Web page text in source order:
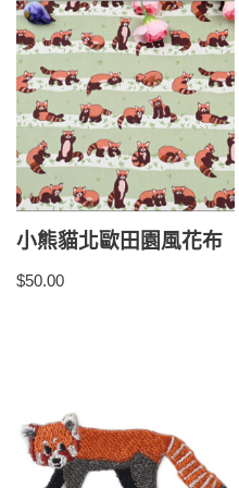
小熊貓北歐田園風花布
$50.00